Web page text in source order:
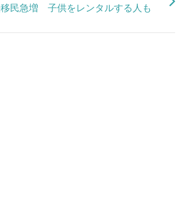
民急増 子供をレンタルする人も